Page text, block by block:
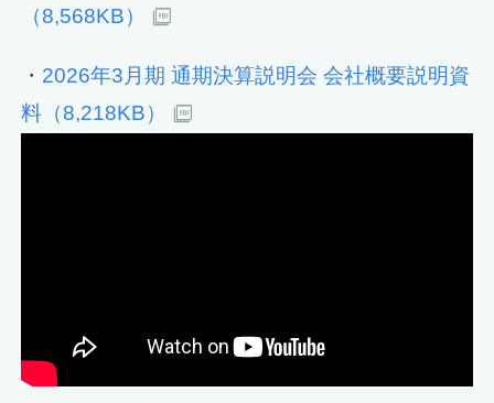
（8,568KB）
・ 2026年3月期 通期決算説明会 会社概要説明資
料（8,218KB）